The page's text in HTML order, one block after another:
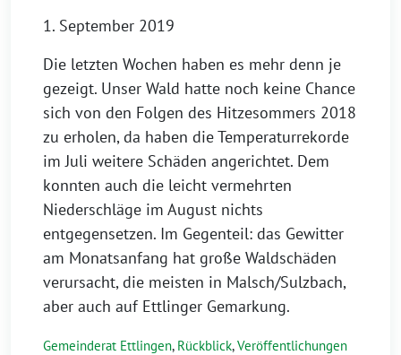
1. September 2019
Die letzten Wochen haben es mehr denn je
gezeigt. Unser Wald hatte noch keine Chance
sich von den Folgen des Hitzesommers 2018
zu erholen, da haben die Temperaturrekorde
im Juli weitere Schäden angerichtet. Dem
konnten auch die leicht vermehrten
Niederschläge im August nichts
entgegensetzen. Im Gegenteil: das Gewitter
am Monatsanfang hat große Waldschäden
verursacht, die meisten in Malsch/Sulzbach,
aber auch auf Ettlinger Gemarkung.
Gemeinderat Ettlingen, Rückblick,Veröffentlichungen